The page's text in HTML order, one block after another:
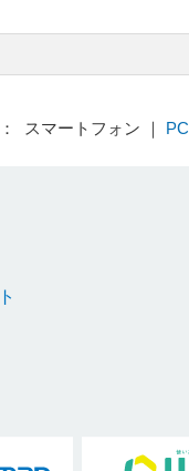
スマートフォン ｜ PC